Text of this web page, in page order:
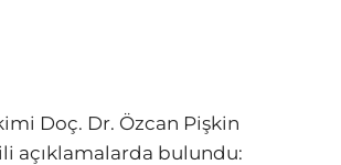
Doç. Dr. Özcan Pişkin
açıklamalarda bulundu: